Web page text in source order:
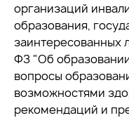
организаций
образования,
заинтересованных
ФЗ "Об
вопросы
возможностями
рекомендаций и